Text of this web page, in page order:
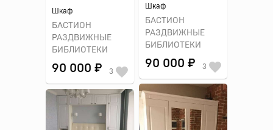
Шкаф
БАСТИОН
РАЗДВИЖНЫЕ
БИБЛИОТЕКИ
90 000 ₽ 3
Шкаф
БАСТИОН
РАЗДВИЖНЫЕ
БИБЛИОТЕКИ
90 000 ₽ 3